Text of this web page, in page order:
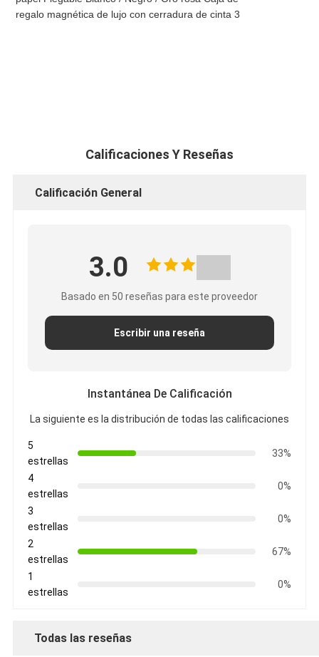
Calificaciones Y Reseñas
Calificación General
3.0
Basado en 50 reseñas para este proveedor
Escribir una reseña
Instantánea De Calificación
La siguiente es la distribución de todas las calificaciones
5
estrellas
33%
4
estrellas
0%
3
estrellas
0%
2
estrellas
67%
1
estrellas
0%
Todas las reseñas